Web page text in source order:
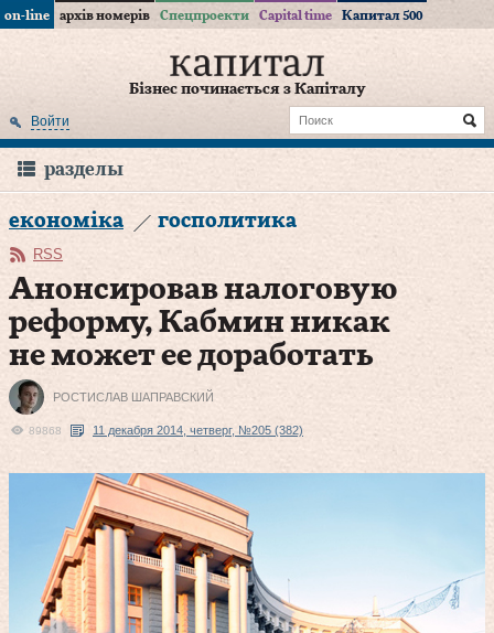
on-line архів номерів Спецпроекти Capital time Капитал 500
Бізнес починається з Капіталу
Войти
разделы
економіка госполитика
RSS
Анонсировав налоговую
реформу, Кабмин никак
не может ее доработать
РОСТИСЛАВ ШАПРАВСКИЙ
89868 11 декабря 2014, четверг, №205 (382)